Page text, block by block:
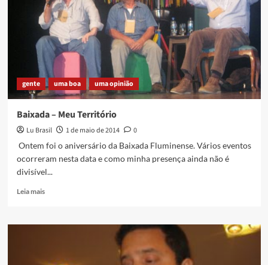
Cultura
do
Município
de
Duque
de
Caxias
gente uma boa uma opinião
Baixada – Meu Território
Lu Brasil 1 de maio de 2014
0
Ontem foi o aniversário da Baixada Fluminense. Vários eventos
ocorreram nesta data e como minha presença ainda não é
divisível...
Leia maisRead
Baixada